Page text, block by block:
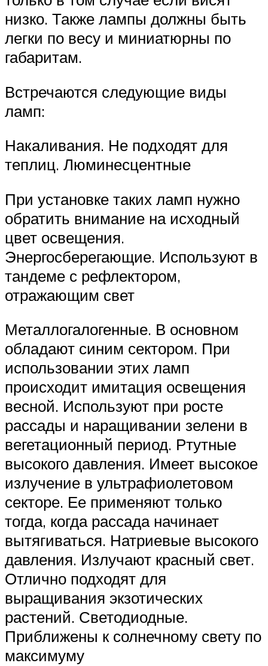
низко. Также лампы должны быть
легки по весу и миниатюрны по
габаритам.
Встречаются следующие виды
ламп:
Накаливания. Не подходят для
теплиц. Люминесцентные
При установке таких ламп нужно
обратить внимание на исходный
цвет освещения.
Энергосберегающие. Используют в
тандеме с рефлектором,
отражающим свет
Металлогалогенные. В основном
обладают синим сектором. При
использовании этих ламп
происходит имитация освещения
весной. Используют при росте
рассады и наращивании зелени в
вегетационный период. Ртутные
высокого давления. Имеет высокое
излучение в ультрафиолетовом
секторе. Ее применяют только
тогда, когда рассада начинает
вытягиваться. Натриевые высокого
давления. Излучают красный свет.
Отлично подходят для
выращивания экзотических
растений. Светодиодные.
Приближены к солнечному свету по
максимуму